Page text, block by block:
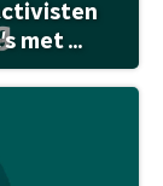
met ...